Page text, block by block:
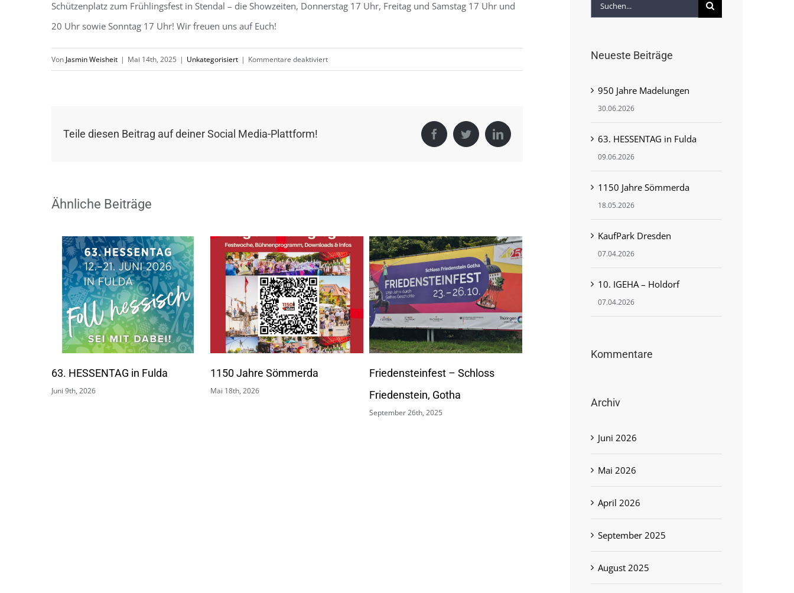
Schützenplatz zum Frühlingsfest in Stendal – die Showzeiten, Donnerstag 17 Uhr, Freitag und Samstag 17 Uhr und
20 Uhr sowie Sonntag 17 Uhr! Wir freuen uns auf Euch!
Von Jasmin Weisheit | Mai 14th, 2025 | Unkategorisiert | Kommentare deaktiviertfür
Teile diesen Beitrag auf deiner Social Media-Plattform! FacebookTwitterLinkedIn
Ähnliche Beiträge
1150 Jahre Sömmerda
Mai 18th, 2026
Friedensteinfest – Schloss
Friedenstein, Gotha
2. historischer Jahrmarkt
Samtgemeinde Schüttorf
September 15th, 2025
Suche
Neueste Beiträge
950 Jahre Madelungen
30.06.2026
63. HESSENTAG in Fulda
09.06.2026
1150 Jahre Sömmerda
18.05.2026
KaufPark Dresden
07.04.2026
10. IGEHA – Holdorf
07.04.2026
Kommentare
Archiv
Juni 2026
Mai 2026
April 2026
September 2025
August 2025